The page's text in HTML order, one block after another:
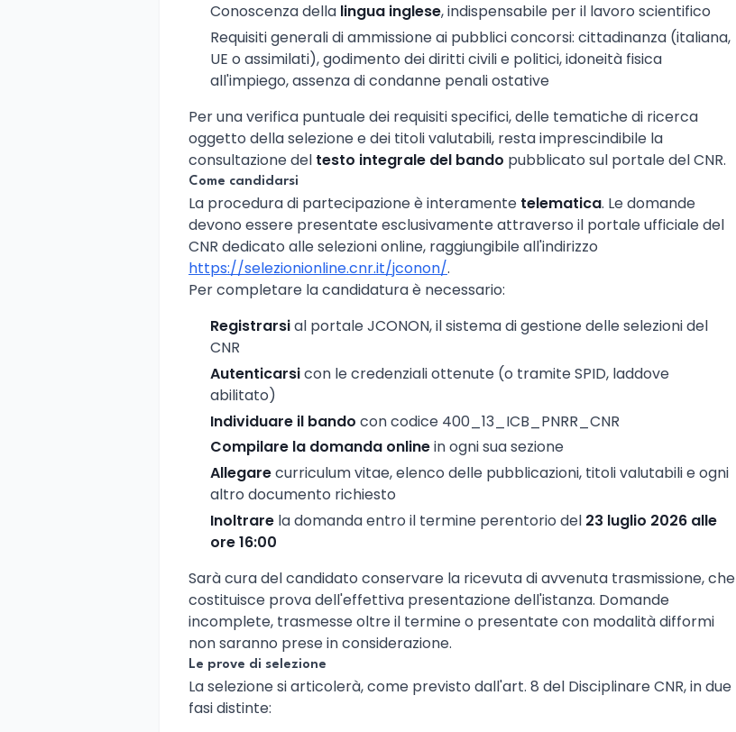
Conoscenza della lingua inglese, indispensabile per il lavoro scientifico
Requisiti generali di ammissione ai pubblici concorsi: cittadinanza (italiana,
UE o assimilati), godimento dei diritti civili e politici, idoneità fisica
all'impiego, assenza di condanne penali ostative
Per una verifica puntuale dei requisiti specifici, delle tematiche di ricerca
oggetto della selezione e dei titoli valutabili, resta imprescindibile la
consultazione del testo integrale del bando pubblicato sul portale del CNR.
Come candidarsi
La procedura di partecipazione è interamente telematica. Le domande
devono essere presentate esclusivamente attraverso il portale ufficiale del
CNR dedicato alle selezioni online, raggiungibile all'indirizzo
https://selezionionline.cnr.it/jconon/.
Per completare la candidatura è necessario:
Registrarsial portale JCONON, il sistema di gestione delle selezioni del
CNR
Autenticarsicon le credenziali ottenute (o tramite SPID, laddove
abilitato)
Individuare il bando con codice 400_13_ICB_PNRR_CNR
Compilare la domanda onlinein ogni sua sezione
Allegarecurriculum vitae, elenco delle pubblicazioni, titoli valutabili e ogni
altro documento richiesto
Inoltrare la domanda entro il termine perentorio del 23 luglio 2026 alle
ore 16:00
Sarà cura del candidato conservare la ricevuta di avvenuta trasmissione, che
costituisce prova dell'effettiva presentazione dell'istanza. Domande
incomplete, trasmesse oltre il termine o presentate con modalità difformi
non saranno prese in considerazione.
Le prove di selezione
La selezione si articolerà, come previsto dall'art. 8 del Disciplinare CNR, in due
fasi distinte: